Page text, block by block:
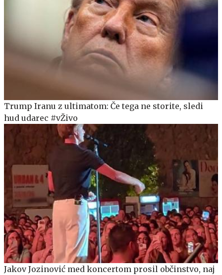
Trump Iranu z ultimatom: Če tega ne storite, sledi
hud udarec #vŽivo
Jakov Jozinović med koncertom prosil občinstvo, naj